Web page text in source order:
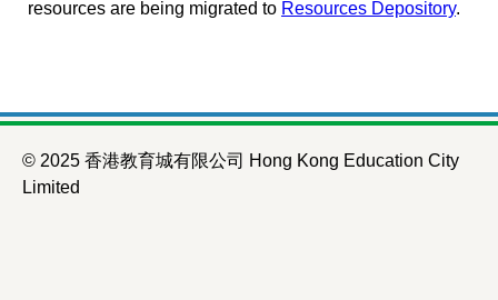
resources are being migrated to Resources Depository.
© 2025 香港教育城有限公司 Hong Kong Education City
Limited